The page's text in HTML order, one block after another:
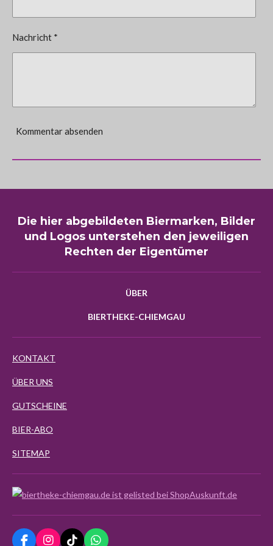
Nachricht *
Kommentar absenden
Die hier abgebildeten Biermarken, Bilder
und Logos unterstehen den jeweiligen
Rechten der Eigentümer
ÜBER
BIERTHEKE-CHIEMGAU
KONTAKT
ÜBER UNS
GUTSCHEINE
BIER-ABO
SITEMAP